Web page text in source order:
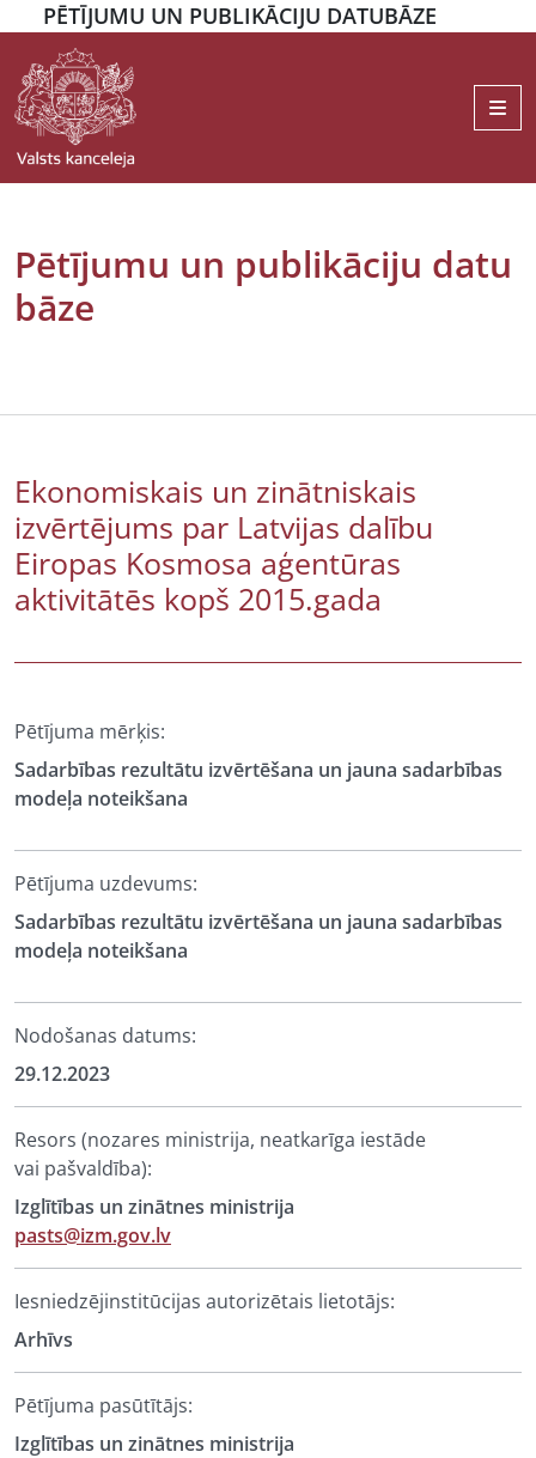
PĒTĪJUMU UN PUBLIKĀCIJU DATUBĀZE
Pētījumu un publikāciju datu
bāze
Ekonomiskais un zinātniskais
izvērtējums par Latvijas dalību
Eiropas Kosmosa aģentūras
aktivitātēs kopš 2015.gada
Pētījuma mērķis:
Sadarbības rezultātu izvērtēšana un jauna sadarbības
modeļa noteikšana
Pētījuma uzdevums:
Sadarbības rezultātu izvērtēšana un jauna sadarbības
modeļa noteikšana
Nodošanas datums:
29.12.2023
Resors (nozares ministrija, neatkarīga iestāde
vai pašvaldība):
Izglītības un zinātnes ministrija
pasts@izm.gov.lv
Iesniedzējinstitūcijas autorizētais lietotājs:
Arhīvs
Pētījuma pasūtītājs:
Izglītības un zinātnes ministrija